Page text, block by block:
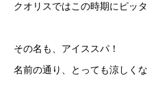
クオリスではこの時期にピッ
その名も、アイススパ！
名前の通り、とっても涼しく